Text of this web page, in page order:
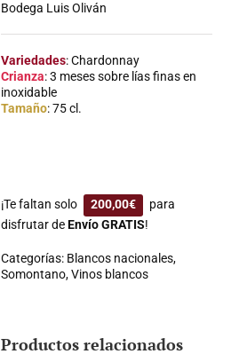
Bodega Luis Oliván
Variedades: Chardonnay
Crianza: 3 meses sobre lías finas en
inoxidable
Tamaño: 75 cl.
¡Te faltan solo 200,00€
para
disfrutar deEnvío GRATIS!
Categorías: Blancos nacionales,
Somontano,Vinos blancos
Productos relacionados